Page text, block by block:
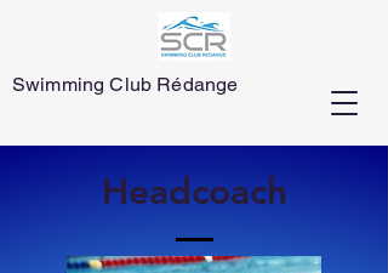
Swimming Club Rédange
Headcoach